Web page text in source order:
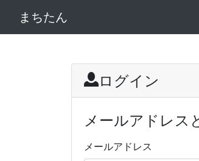
まちたん
ログイン
メールアドレス
メールアドレス